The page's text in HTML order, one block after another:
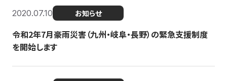
2020.07.10 お知らせ
令和2年7月豪雨災害（九州・岐阜・長野）の緊急支援制度
を開始します